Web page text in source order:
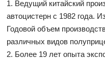
1. Ведущий китайский
автоцистерн с 1982 года.
Годовой объем
различных видов
2. Более 19 лет опыта